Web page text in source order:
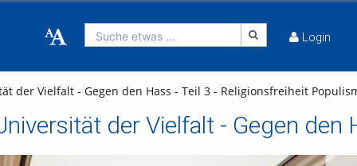
Suche etwas ... Login
der Vielfalt - Gegen den Hass - Teil 3 - Religionsfreiheit